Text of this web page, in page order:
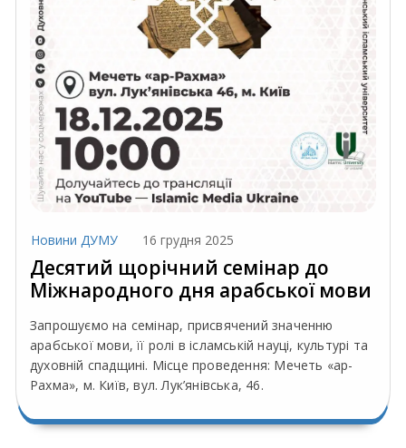
Новини ДУМУ 16 грудня 2025
Десятий щорічний семінар до
Міжнародного дня арабської мови
Запрошуємо на семінар, присвячений значенню
арабської мови, її ролі в ісламській науці, культурі та
духовній спадщині. Місце проведення: Мечеть «ар-
Рахма», м. Київ, вул. Лук’янівська, 46.